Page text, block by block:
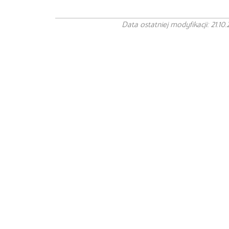
Data ostatniej modyfikacji: